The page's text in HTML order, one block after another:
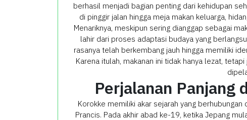
berhasil menjadi bagian penting dari kehidupan
di pinggir jalan hingga meja makan keluarga,
Menariknya, meskipun sering dianggap sebagai
lahir dari proses adaptasi budaya yang
rasanya telah berkembang jauh hingga memiliki
Karena itulah, makanan ini tidak hanya lezat,
Perjalanan Panjang
Korokke memiliki akar sejarah yang
Prancis. Pada akhir abad ke-19, ketika Jepang